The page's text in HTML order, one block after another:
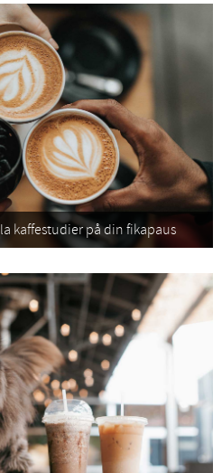
kaffestudier på din fikapaus